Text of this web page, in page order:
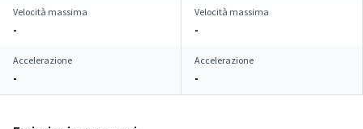
Velocità massima
-
Velocità massima
-
Accelerazione
-
Accelerazione
-